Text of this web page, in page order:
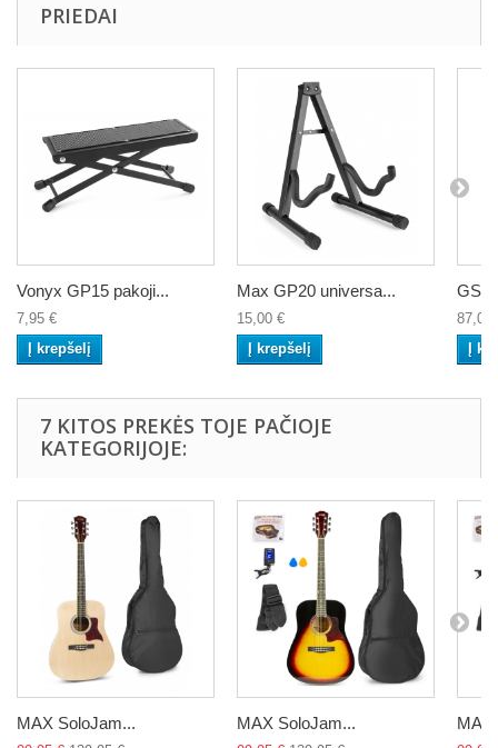
PRIEDAI
Vonyx GP15 pakoji...
7,95 €
Į krepšelį
Max GP20 universa...
15,00 €
Į krepšelį
87,00
Į
7 KITOS PREKĖS TOJE PAČIOJE
KATEGORIJOJE:
MAX SoloJam... MAX SoloJam... MAX